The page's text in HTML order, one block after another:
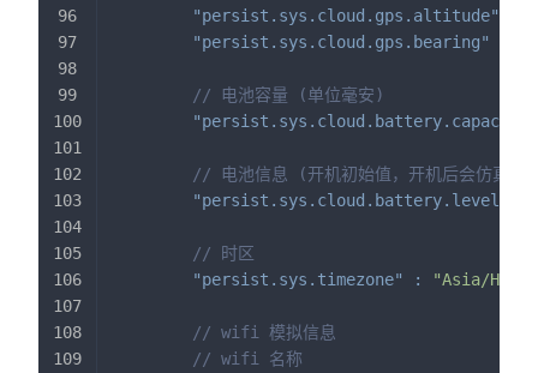
"persist.sys.cloud.gps.altitude"
"persist.sys.cloud.gps.bearing"
// 电池容量 (单位毫安)
"persist.sys.cloud.battery.capacity"
// 电池信息 (开机初始值，开机后会仿真模
"persist.sys.cloud.battery.level"
// 时区
"persist.sys.timezone"
: "Asia/
// wifi 模拟信息
// wifi 名称